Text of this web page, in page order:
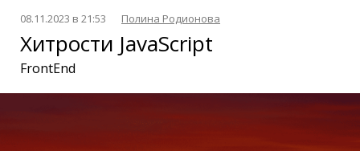
08.11.2023 в 21:53 Полина Родионова
Хитрости JavaScript
FrontEnd